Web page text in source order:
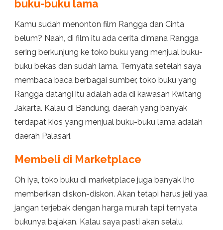
buku-buku lama
Kamu sudah menonton film Rangga dan Cinta
belum? Naah, di film itu ada cerita dimana Rangga
sering berkunjung ke toko buku yang menjual buku-
buku bekas dan sudah lama. Ternyata setelah saya
membaca baca berbagai sumber, toko buku yang
Rangga datangi itu adalah ada di kawasan Kwitang
Jakarta. Kalau di Bandung, daerah yang banyak
terdapat kios yang menjual buku-buku lama adalah
daerah Palasari.
Membeli di Marketplace
Oh iya, toko buku di marketplace juga banyak lho
memberikan diskon-diskon. Akan tetapi harus jeli yaa
jangan terjebak dengan harga murah tapi ternyata
bukunya bajakan. Kalau saya pasti akan selalu